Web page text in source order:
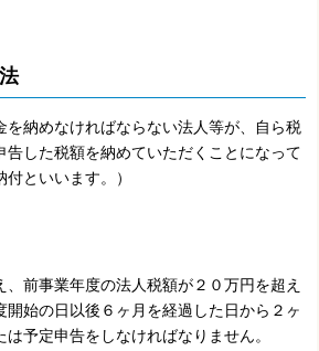
を納めなければならない法人等が、自ら税
告した税額を納めていただくことになって
といいます。）
前事業年度の法人税額が２０万円を超え
開始の日以後６ヶ月を経過した日から２ヶ
予定申告をしなければなりません。